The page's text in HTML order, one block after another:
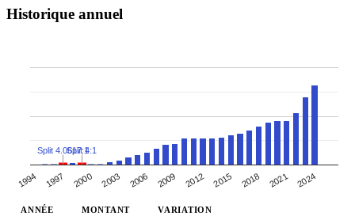
Historique annuel
1994 1997 2000 2003 2006 2009 2012 2015 2018 2021 2024
Split 4.0617:1
Split 4:1
ANNÉE MONTANT VARIATION